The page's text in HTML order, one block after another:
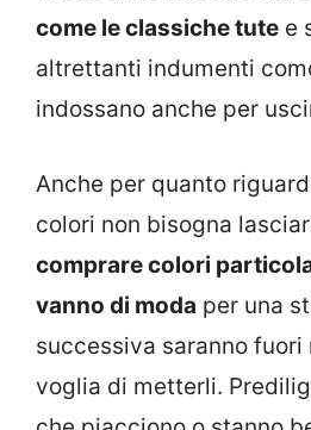
come le classiche tute e
altrettanti indumenti
indossano anche per
Anche per quanto
colori non bisogna
comprare colori
vanno di moda per una
successiva saranno fuori
voglia di metterli.